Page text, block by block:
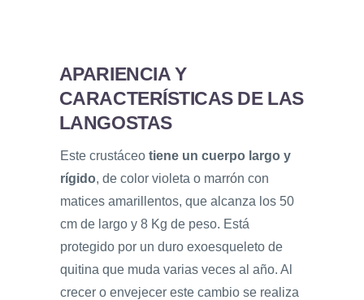
APARIENCIA Y
CARACTERÍSTICAS DE LAS
LANGOSTAS
Este crustáceo tiene un cuerpo largo y
rígido, de color violeta o marrón con
matices amarillentos, que alcanza los 50
cm de largo y 8 Kg de peso. Está
protegido por un duro exoesqueleto de
quitina que muda varias veces al año. Al
crecer o envejecer este cambio se realiza